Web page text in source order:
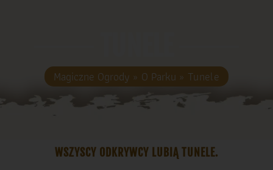
Magiczne Ogrody » O Parku » Tunele
WSZYSCY ODKRYWCY LUBIĄ TUNELE.